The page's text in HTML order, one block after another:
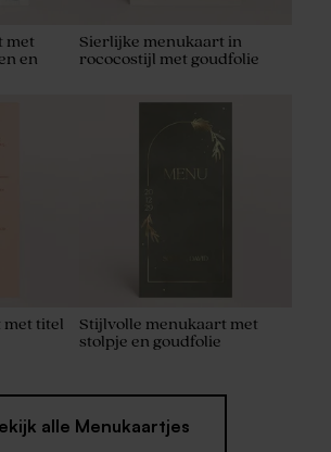
met
en
Sierlijke menukaart in
rococostijl met goudfolie
met titel
Stijlvolle menukaart met
stolpje en goudfolie
alle Menukaartjes